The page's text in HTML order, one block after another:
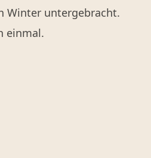
Winter untergebracht.
einmal.